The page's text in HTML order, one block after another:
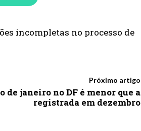
incompletas no processo de
Próximo artigo
de janeiro no DF é menor que a
registrada em dezembro